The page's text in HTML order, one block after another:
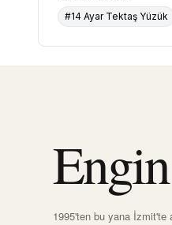
#14 Ayar Tektaş Yüzük
Engin
1995'ten bu yana İzmit'te